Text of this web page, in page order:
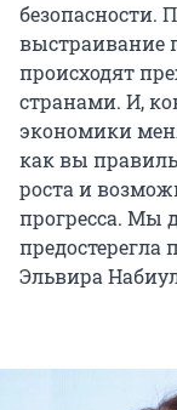
безопасности.
выстраивание
происходят
странами. И,
экономики
как вы
роста и
прогресса. Мы
предостерегла
Эльвира